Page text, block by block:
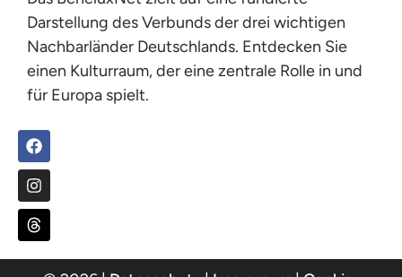
Darstellung des Verbunds der drei wichtigen
Nachbarländer Deutschlands. Entdecken Sie
einen Kulturraum, der eine zentrale Rolle in und
für Europa spielt.